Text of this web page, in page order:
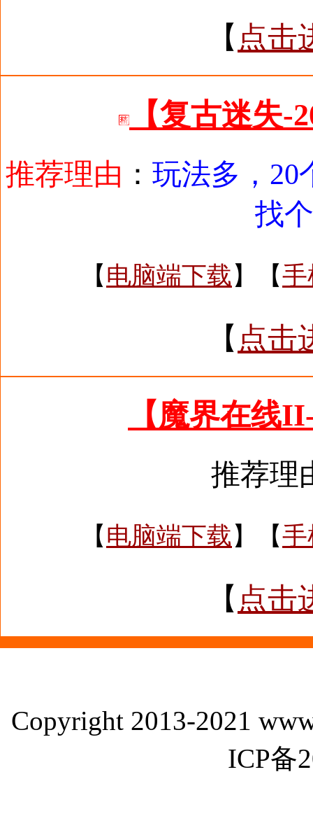
【 点击
【复古迷失
推荐理由 ： 玩法多，20
找
【 电脑端下载 】【手
【 点击
【魔界在线
推荐理
【 电脑端下载 】【手
【 点击
Copyright 2013-2021
ICP备